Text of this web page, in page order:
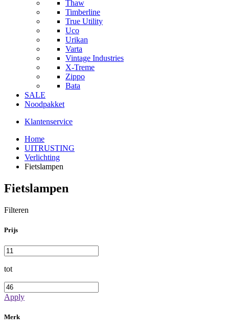
Thaw
Timberline
True Utility
Uco
Urikan
Varta
Vintage Industries
X-Treme
Zippo
Bata
SALE
Noodpakket
Klantenservice
Home
UITRUSTING
Verlichting
Fietslampen
Fietslampen
Filteren
Prijs
tot
Apply
Merk